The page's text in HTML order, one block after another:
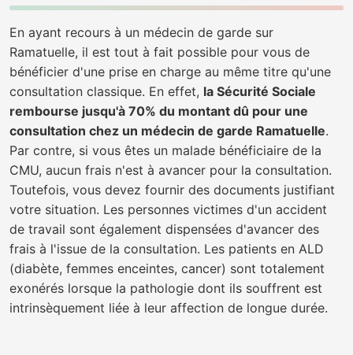
En ayant recours à un médecin de garde sur
Ramatuelle, il est tout à fait possible pour vous de
bénéficier d'une prise en charge au même titre qu'une
consultation classique. En effet, la Sécurité Sociale
rembourse jusqu'à 70% du montant dû pour une
consultation chez un médecin de garde Ramatuelle.
Par contre, si vous êtes un malade bénéficiaire de la
CMU, aucun frais n'est à avancer pour la consultation.
Toutefois, vous devez fournir des documents justifiant
votre situation. Les personnes victimes d'un accident
de travail sont également dispensées d'avancer des
frais à l'issue de la consultation. Les patients en ALD
(diabète, femmes enceintes, cancer) sont totalement
exonérés lorsque la pathologie dont ils souffrent est
intrinsèquement liée à leur affection de longue durée.